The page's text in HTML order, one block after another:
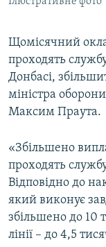
ІНФОГРАФІКА
ДОЛУЧАЙСЯ!
Усі сайти RFE/
Щомісячний
проходять
Донбасі,
міністра
Максим Праута.
«Збільшено
проходять
Відповідно до
який виконує
збільшено до 10
лінії – до 4,5